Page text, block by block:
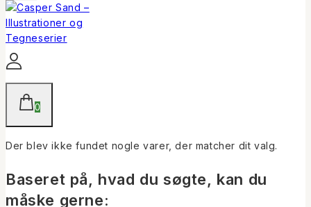
0
Der blev ikke fundet nogle varer, der matcher dit valg.
Baseret på, hvad du søgte, kan du
måske gerne: